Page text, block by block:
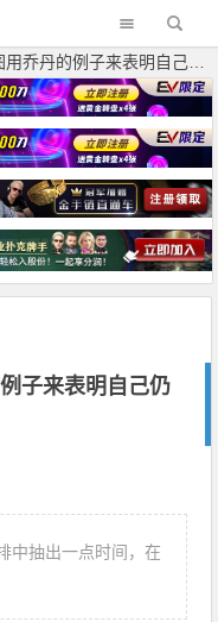
的例子来表明自己仍然“坚挺”!
子来表明自己仍
中抽出一点时间，在